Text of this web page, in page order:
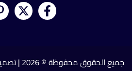
جميع الحقوق محفوظة © 2026 | تصميم وتطوير شركة